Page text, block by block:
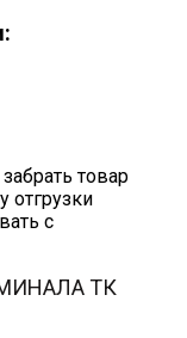
товар
отгрузки
с
ТК